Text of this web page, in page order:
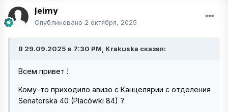
Jeimy
Опубликовано 2 октября, 2025
В 29.09.2025 в 7:30 PM, Krakuska сказал:
Всем привет !
Кому-то приходило авизо с Канцелярии с отделения
Senatorska 40 (Placówki 84) ?